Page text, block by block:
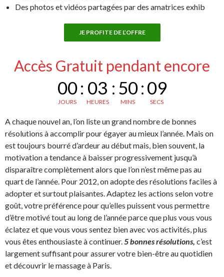
Des photos et vidéos partagées par des amatrices exhib
JE PROFITE DE L’OFFRE
Accès Gratuit pendant encore
00
JOURS
: 03
HEURES
: 50
MINS
:08
SECS
A chaque nouvel an, l’on liste un grand nombre de bonnes
résolutions à accomplir pour égayer au mieux l’année. Mais on
est toujours bourré d’ardeur au début mais, bien souvent, la
motivation a tendance à baisser progressivement jusqu’à
disparaître complètement alors que l’on n’est même pas au
quart de l’année. Pour 2012, on adopte des résolutions faciles à
adopter et surtout plaisantes. Adaptez les actions selon votre
goût, votre préférence pour qu’elles puissent vous permettre
d’être motivé tout au long de l’année parce que plus vous vous
éclatez et que vous vous sentez bien avec vos activités, plus
vous êtes enthousiaste à continuer.5 bonnes résolutions, c’est
largement suffisant pour assurer votre bien-être au quotidien
et découvrir le massage à Paris.